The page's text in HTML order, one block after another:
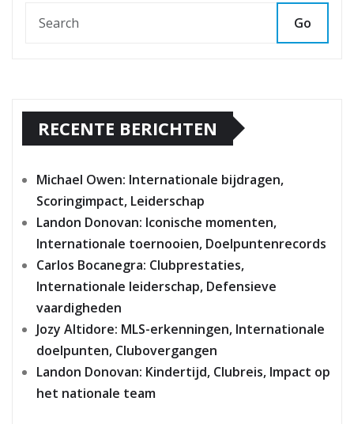
Go
RECENTE BERICHTEN
Michael Owen: Internationale bijdragen,
Scoringimpact, Leiderschap
Landon Donovan: Iconische momenten,
Internationale toernooien, Doelpuntenrecords
Carlos Bocanegra: Clubprestaties,
Internationale leiderschap, Defensieve
vaardigheden
Jozy Altidore: MLS-erkenningen, Internationale
doelpunten, Clubovergangen
Landon Donovan: Kindertijd, Clubreis, Impact op
het nationale team